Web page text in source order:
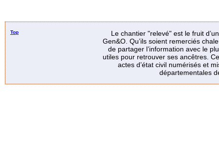
Top
Le chantier "relevé" est le fruit
Gen&O. Qu’ils soient remerciés
de partager l’information avec le
utiles pour retrouver ses ancêtres.
actes d’état civil numérisés et
départementales